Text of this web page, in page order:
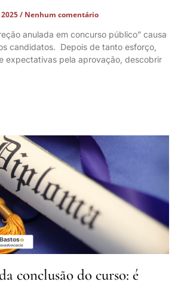
Nenhum comentário
anulada em concurso público” causa
candidatos. Depois de tanto esforço,
expectativas pela aprovação, descobrir
conclusão do curso: é